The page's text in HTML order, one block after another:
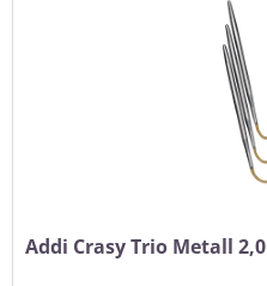
Addi Crasy Trio Metall 2,0